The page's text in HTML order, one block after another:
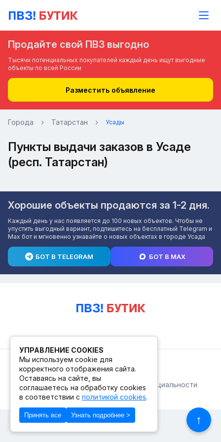
Продайте свой ПВЗ выгодно
Тысячи потенциальных покупателей каждый день ищут выгодные
объекты по всей России
Разместить объявление
Города Татарстан Усады
Пункты выдачи заказов в Усаде
(респ. Татарстан)
Хорошие объекты продаются за 1-2 дня.
Каждый день у нас появляется до 100 новых объектов. Чтобы не
упустить выгодный вариант, подпишитесь на бесплатный Telegram и
Max бот и мгновенно узнавайте о новых объектах в городе Усада
БОТ В TELEGRAM БОТ В MAX
↑
© 2026. ПВЗ! БУТИК.
Публичная офертаПолитика конфиденциальности
© Сделано в Фидживеб
УПРАВЛЕНИЕ COOKIES
Мы используем cookie для
корректного отображения сайта.
Оставаясь на сайте, вы
соглашаетесь на обработку cookies
в соответствии с политикой cookies.
Принять все Узнать подробнее >